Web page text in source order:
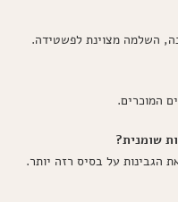
השלמה מצוינת לפשטידה.
המוכרים.
שומנית?
הגבינות על בסיס רזה יותר.